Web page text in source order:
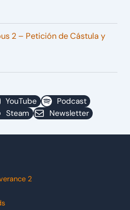
2 – Petición de Cástula y
YouTube
Podcast
Steam Newsletter
2